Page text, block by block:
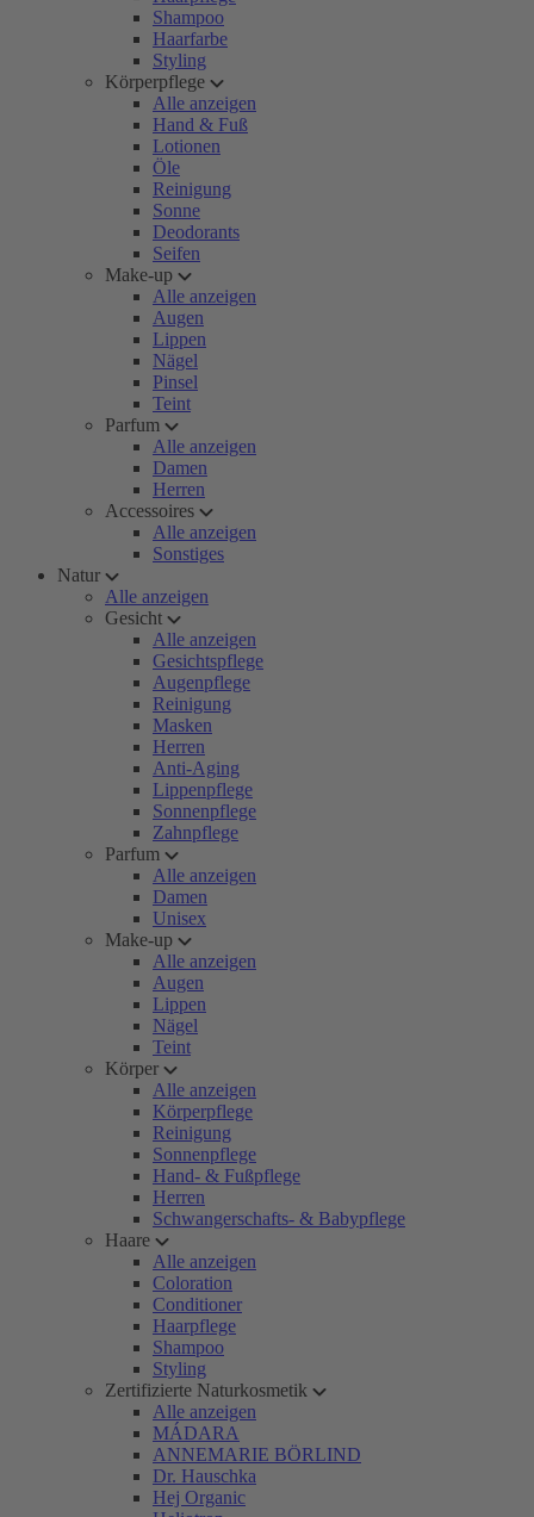
Shampoo
Haarfarbe
Styling
Körperpflege
Alle anzeigen
Hand & Fuß
Lotionen
Öle
Reinigung
Sonne
Deodorants
Seifen
Make-up
Alle anzeigen
Augen
Lippen
Nägel
Pinsel
Teint
Parfum
Alle anzeigen
Damen
Herren
Accessoires
Alle anzeigen
Sonstiges
Natur
Alle anzeigen
Gesicht
Alle anzeigen
Gesichtspflege
Augenpflege
Reinigung
Masken
Herren
Anti-Aging
Lippenpflege
Sonnenpflege
Zahnpflege
Parfum
Alle anzeigen
Damen
Unisex
Make-up
Alle anzeigen
Augen
Lippen
Nägel
Teint
Körper
Alle anzeigen
Körperpflege
Reinigung
Sonnenpflege
Hand- & Fußpflege
Herren
Schwangerschafts- & Babypflege
Haare
Alle anzeigen
Coloration
Conditioner
Haarpflege
Shampoo
Styling
Zertifizierte Naturkosmetik
Alle anzeigen
MÁDARA
ANNEMARIE BÖRLIND
Dr. Hauschka
Hej Organic